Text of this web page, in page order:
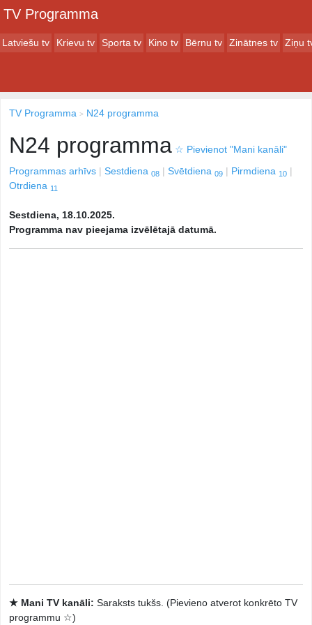
TV Programma
Latviešu tv Krievu tv Sporta tv Kino tv Bērnu tv Zinātnes tv Ziņu
TV Programma N24 programma
N24 programma ☆ Pievienot "Mani kanāli"
Programmas arhīvs
Sestdiena 08 Svētdiena 09 Pirmdiena 10
Otrdiena 11
Sestdiena, 18.10.2025.
Programma nav pieejama izvēlētajā datumā.
★ Mani TV kanāli: Saraksts tukšs. (Pievieno atverot konkrēto TV
programmu ☆)